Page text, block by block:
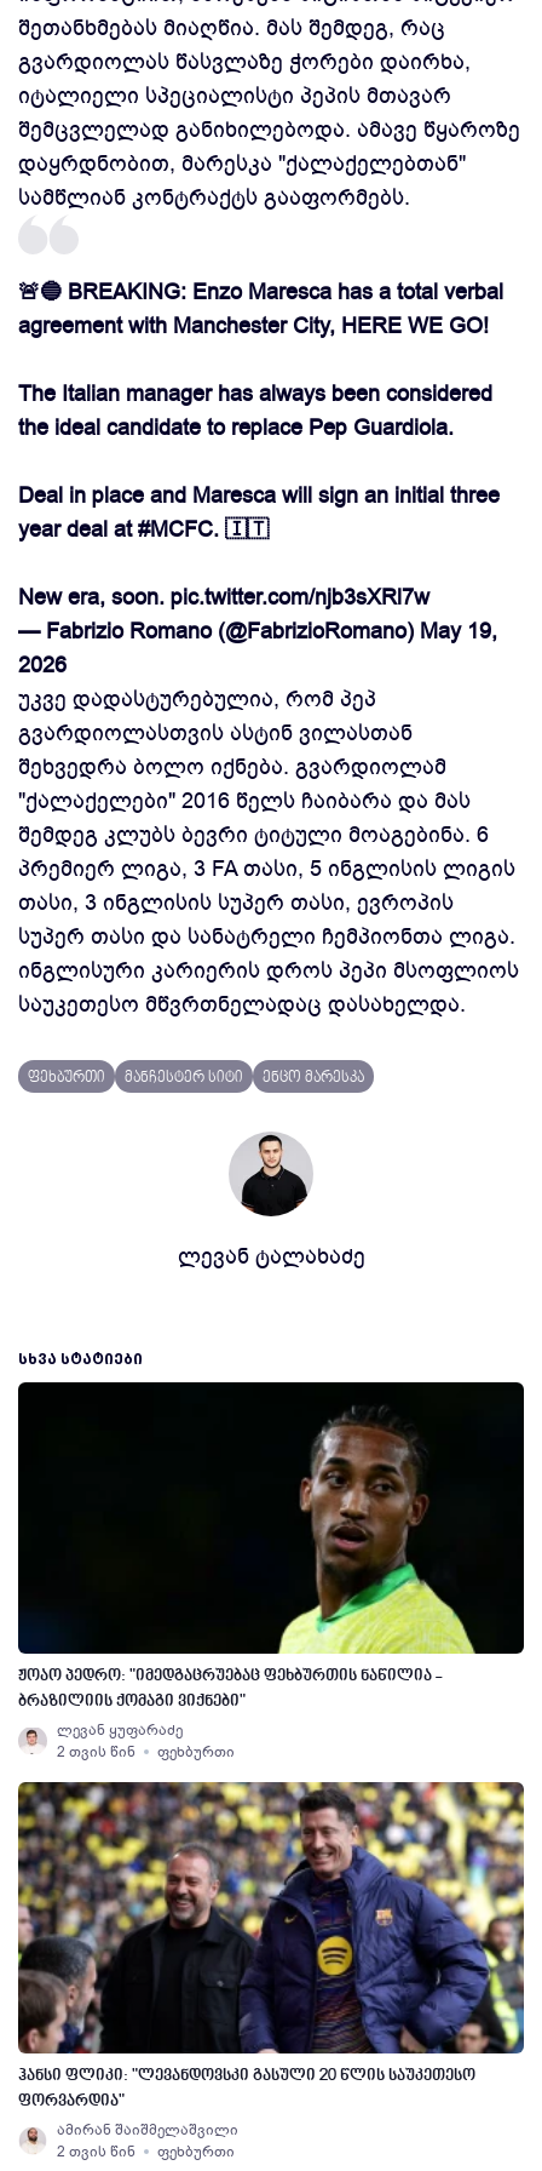
შეთანხმებას მიაღწია. მას შემდეგ, რაც
გვარდიოლას წასვლაზე ჭორები დაირხა,
იტალიელი სპეციალისტი პეპის მთავარ
შემცვლელად განიხილებოდა. ამავე წყაროზე
დაყრდნობით, მარესკა "ქალაქელებთან"
სამწლიან კონტრაქტს გააფორმებს.
🚨🔵 BREAKING: Enzo Maresca has a total verbal
agreement with Manchester City, HERE WE GO!
The Italian manager has always been considered
the ideal candidate to replace Pep Guardiola.
Deal in place and Maresca will sign an initial three
year deal at#MCFC. 🇮🇹
New era, soon. pic.twitter.com/njb3sXRl7w
— Fabrizio Romano (@FabrizioRomano) May 19,
2026
უკვე დადასტურებულია, რომ პეპ
გვარდიოლასთვის ასტინ ვილასთან
შეხვედრა ბოლო იქნება. გვარდიოლამ
"ქალაქელები" 2016 წელს ჩაიბარა და მას
შემდეგ კლუბს ბევრი ტიტული მოაგებინა. 6
პრემიერ ლიგა, 3 FA თასი, 5 ინგლისის ლიგის
თასი, 3 ინგლისის სუპერ თასი, ევროპის
სუპერ თასი და სანატრელი ჩემპიონთა ლიგა.
ინგლისური კარიერის დროს პეპი მსოფლიოს
საუკეთესო მწვრთნელადაც დასახელდა.
ფეხბურთი მანჩესტერ სიტი ენცო მარესკა
ლევან ტალახაძე
ᲡᲮᲕᲐ ᲡᲢᲐᲢᲘᲔᲑᲘ
ჟოაო პედრო: "იმედგაცრუებაც ფეხბურთის ნაწილია -
ბრაზილიის ქომაგი ვიქნები"
ლევან ყუფარაძე
2 თვის წინ
ფეხბურთი
ჰანსი ფლიკი: "ლევანდოვსკი გასული 20 წლის საუკეთესო
ფორვარდია"
ამირან შაიშმელაშვილი
2 თვის წინ
ფეხბურთი